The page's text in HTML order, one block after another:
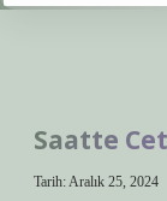
Saatte
Tarih: Aralık 25, 2024